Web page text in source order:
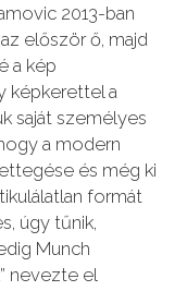
2013-ban
először ő, majd
a kép
képkerettel a
saját személyes
a modern
és még ki
formát
úgy tűnik,
Munch
nevezte el